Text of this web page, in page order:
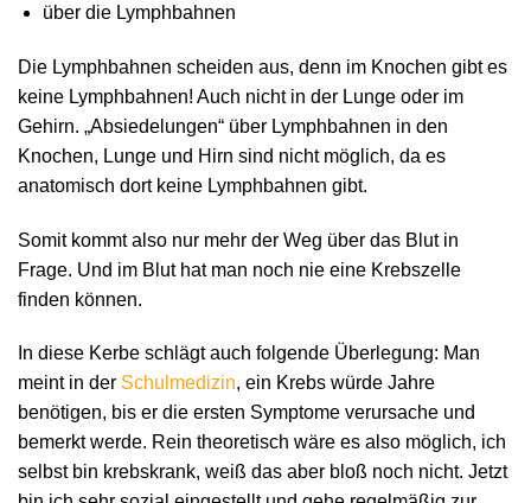
über die Lymphbahnen
Die Lymphbahnen scheiden aus, denn im Knochen gibt es
keine Lymphbahnen! Auch nicht in der Lunge oder im
Gehirn. „Absiedelungen“ über Lymphbahnen in den
Knochen, Lunge und Hirn sind nicht möglich, da es
anatomisch dort keine Lymphbahnen gibt.
Somit kommt also nur mehr der Weg über das Blut in
Frage. Und im Blut hat man noch nie eine Krebszelle
finden können.
In diese Kerbe schlägt auch folgende Überlegung: Man
meint in der Schulmedizin, ein Krebs würde Jahre
benötigen, bis er die ersten Symptome verursache und
bemerkt werde. Rein theoretisch wäre es also möglich, ich
selbst bin krebskrank, weiß das aber bloß noch nicht. Jetzt